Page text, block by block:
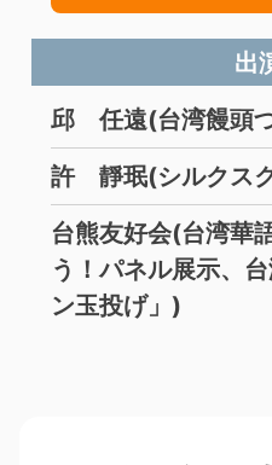
出
邱 任遠(台湾饅頭
許 靜珉(シルクス
台熊友好会(台湾華
う！パネル展示、
ン玉投げ」)